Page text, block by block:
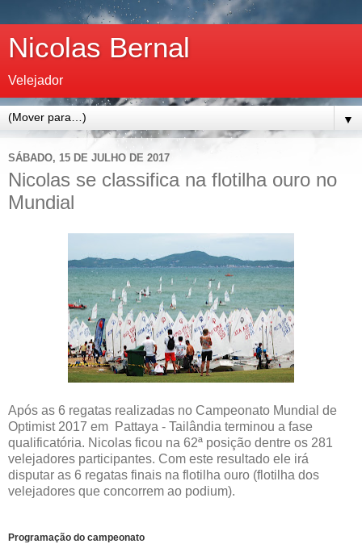
Nicolas Bernal
Velejador
▼
SÁBADO, 15 DE JULHO DE 2017
Nicolas se classifica na flotilha ouro no
Mundial
Após as 6 regatas realizadas no Campeonato Mundial de
Optimist 2017 em Pattaya - Tailândia terminou a fase
qualificatória. Nicolas ficou na 62ª posição dentre os 281
velejadores participantes. Com este resultado ele irá
disputar as 6 regatas finais na flotilha ouro (flotilha dos
velejadores que concorrem ao podium).
Programação do campeonato